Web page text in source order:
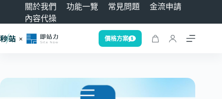
關於我們 功能一覽 常見問題
金流申請
內容代操
價格方案